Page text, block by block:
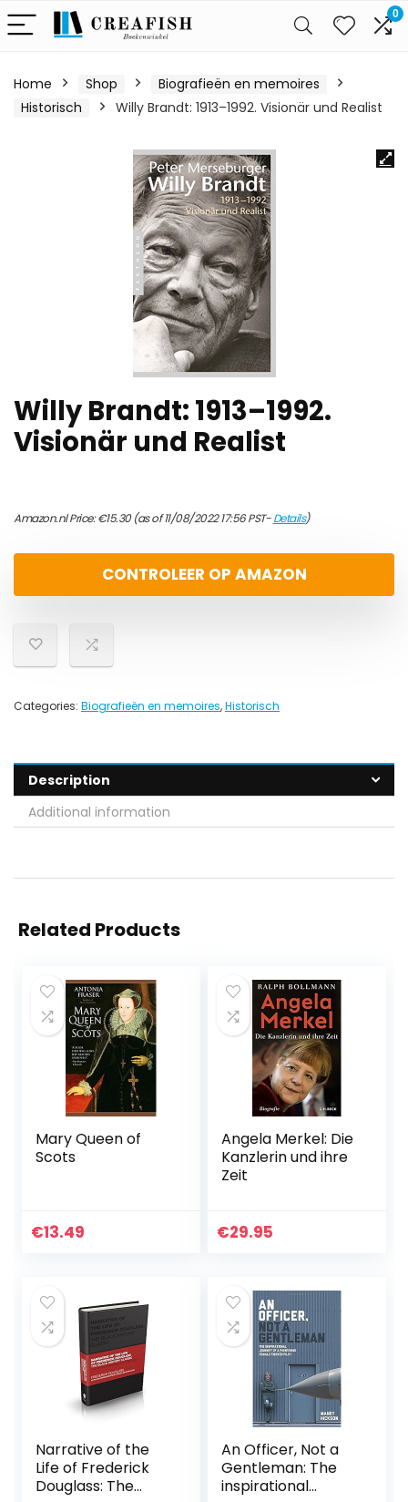
0
Home Shop
Biografieën en memoires
Historisch
Willy Brandt: 1913–1992. Visionär und Realist
Willy Brandt: 1913–1992.
Visionär und Realist
Amazon.nl Price:€15.30(as of 11/08/2022 17:56 PST-Details)
CONTROLEER OP AMAZON
Categories: Biografieën en memoires,Historisch
Description
Additional information
Related Products
Mary Queen of
Scots
€13.49
Angela Merkel: Die
Kanzlerin und ihre
Zeit
€29.95
Narrative of the
Life of Frederick
Douglass: The
An Officer, Not a
Gentleman: The
inspirational